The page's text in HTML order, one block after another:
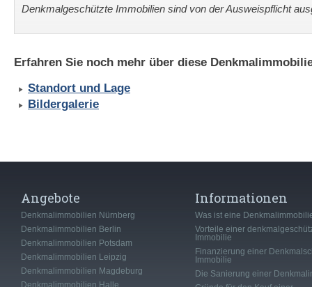
Denkmalgeschützte Immobilien sind von der Ausweispflicht
Erfahren Sie noch mehr über diese
Standort und Lage
Bildergalerie
Angebote
Denkmalimmobilien Nürnberg
Denkmalimmobilien Berlin
Denkmalimmobilien Potsdam
Denkmalimmobilien Leipzig
Denkmalimmobilien Magdeburg
Denkmalimmobilien Halle
Informationen
Was ist eine
Vorteile einer
Immobilie
Finanzierung einer
Immobilie
Die Sanierung einer